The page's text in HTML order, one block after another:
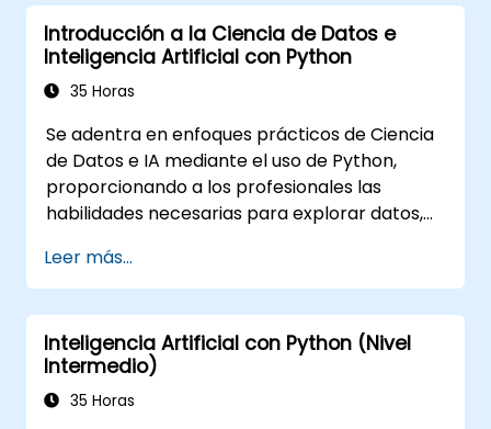
Introducción a la Ciencia de Datos e
Inteligencia Artificial con Python
35 Horas
Se adentra en enfoques prácticos de Ciencia
de Datos e IA mediante el uso de Python,
proporcionando a los profesionales las
habilidades necesarias para explorar datos,
y desplegar aplicaciones impulsadas por
inteligencia artificial en entornos
empresariales. Aborda flujos de trabajo
CRISP-DM, análisis estadístico, aprendizaje
supervisado y no supervisado, aprendizaje
profundo con TensorFlow, procesamiento de
Leer más...
Inteligencia Artificial con Python (Nivel
Intermedio)
35 Horas